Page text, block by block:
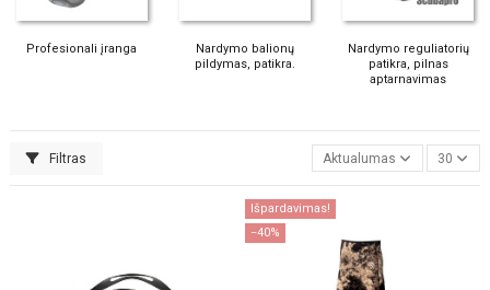
Profesionali įranga
Nardymo balionų
pildymas, patikra.
Nardymo reguliatorių
patikra, pilnas
aptarnavimas
Filtras Aktualumas 30
Išpardavimas!
−40%